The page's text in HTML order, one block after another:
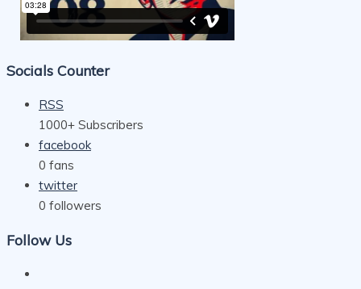
Socials Counter
RSS
1000+ Subscribers
facebook
0 fans
twitter
0 followers
Follow Us